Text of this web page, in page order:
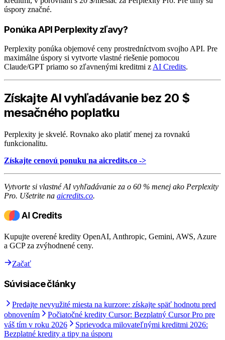
úspory značné.
Ponúka API Perplexity zľavy?
Perplexity ponúka objemové ceny prostredníctvom svojho API. Pre
maximálne úspory si vytvorte vlastné riešenie pomocou
Claude/GPT priamo so zľavnenými kreditmi zAI Credits.
Získajte AI vyhľadávanie bez 20 $
mesačného poplatku
Perplexity je skvelé. Rovnako ako platiť menej za rovnakú
funkcionalitu.
Získajte cenovú ponuku na aicredits.co ->
Vytvorte si vlastné AI vyhľadávanie za o 60 % menej ako Perplexity
Pro. Ušetrite na aicredits.co.
Kupujte overené kredity OpenAI, Anthropic, Gemini, AWS, Azure
a GCP za zvýhodnené ceny.
Začať
Súvisiace články
Predajte nevyužité miesta na kurzore: získajte späť hodnotu pred
obnovením
Počiatočné kredity Cursor: Bezplatný Cursor Pro pre
váš tím v roku 2026
Sprievodca milovateľnými kreditmi 2026:
Bezplatné kredity a tipy na úsporu